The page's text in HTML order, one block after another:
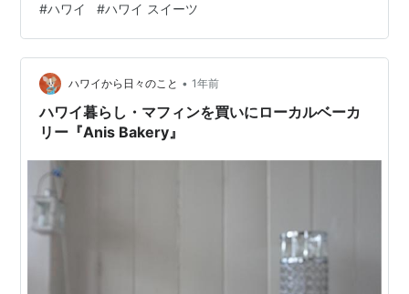
てみました。 店内に入ると、ショーケースにはケーキや
スコーン、クッキーなどが並び、どれも美味しそうで迷
ってしまいます。 有名なのはブルーベリークリームチー
ズスコーン。 外は少しサクッとしていて、中はしっと
り。 イギリスのスコーンとは違いどちらかというとマフ
ィンに近い感…
#ハワイ #ハワイ スイーツ
ハワイから日々のこと • 1年前
ハワイ暮らし・マフィンを買いにローカルベーカ
リー『Anis Bakery』